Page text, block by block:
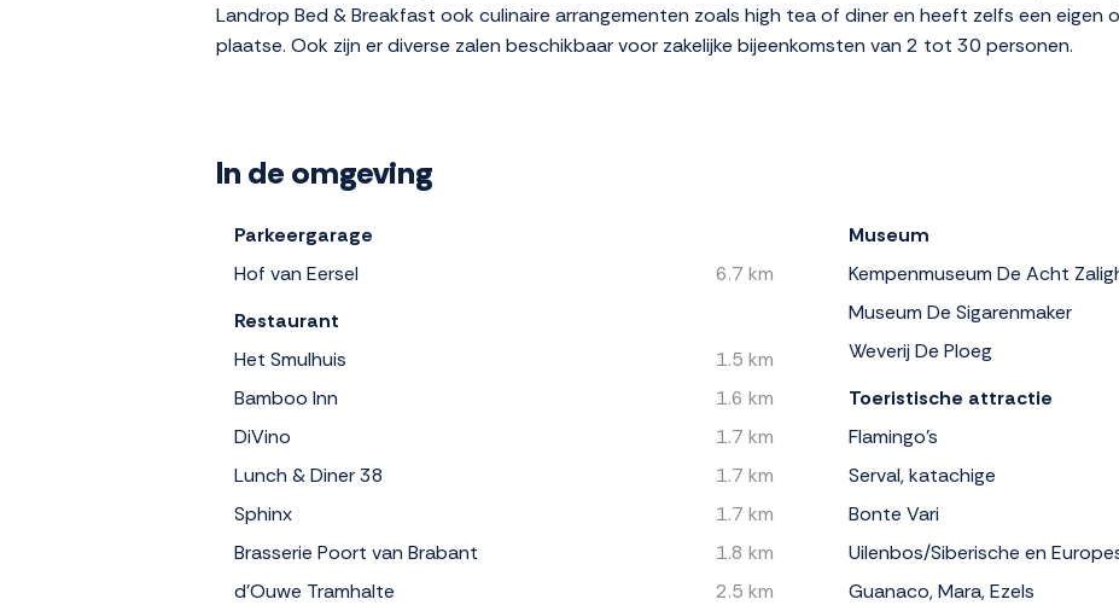
Landrop Bed & Breakfast ook culinaire arrangementen zoals high tea of diner en heeft zelfs een eigen
plaatse. Ook zijn er diverse zalen beschikbaar voor zakelijke bijeenkomsten van 2 tot 30 personen.
In de omgeving
Parkeergarage
Hof van Eersel
6.7 km
Restaurant
Het Smulhuis
1.5 km
Bamboo Inn
1.6 km
DiVino
1.7 km
Lunch & Diner 38
1.7 km
Sphinx
1.7 km
Brasserie Poort van Brabant
1.8 km
d'Ouwe Tramhalte
2.5 km
Museum
Kempenmuseum De Acht
Museum De Sigarenmaker
Weverij De Ploeg
Toeristische attractie
Flamingo's
Serval, katachige
Bonte Vari
Uilenbos/Siberische en
Guanaco, Mara, Ezels